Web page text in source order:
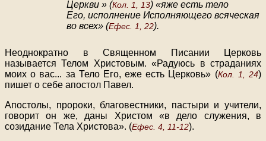
Церкви » (Кол. 1, 13) «яже есть тело
Его, исполнение Исполняющего всяческая
во всех» (Ефес. 1, 22).
Неоднократно в Священном Писании Церковь
называется Телом Христовым. «Радуюсь в страданиях
моих о вас... за Тело Его, еже есть Церковь» (Кол. 1, 24)
пишет о себе апостол Павел.
Апостолы, пророки, благовестники, пастыри и учители,
говорит он же, даны Христом «в дело служения, в
созидание Тела Христова». (Ефес. 4, 11-12).